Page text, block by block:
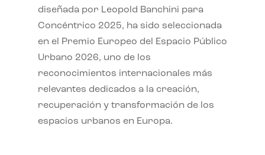
diseñada por Leopold Banchini para
Concéntrico 2025, ha sido seleccionada
en el Premio Europeo del Espacio Público
Urbano 2026, uno de los
reconocimientos internacionales más
relevantes dedicados a la creación,
recuperación y transformación de los
espacios urbanos en Europa.